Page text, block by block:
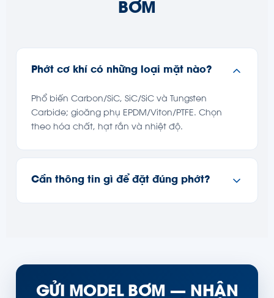
BƠM
Phớt cơ khí có những loại mặt nào?
Phổ biến Carbon/SiC, SiC/SiC và Tungsten
Carbide; gioăng phụ EPDM/Viton/PTFE. Chọn
theo hóa chất, hạt rắn và nhiệt độ.
Cần thông tin gì để đặt đúng phớt?
GỬI MODEL BƠM — NHẬN